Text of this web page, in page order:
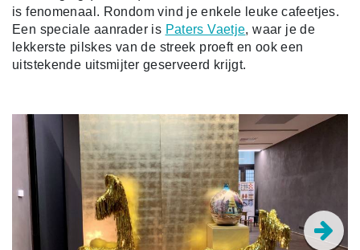
is fenomenaal. Rondom vind je enkele leuke cafeetjes.
Een speciale aanrader is Paters Vaetje, waar je de
lekkerste pilskes van de streek proeft en ook een
uitstekende uitsmijter geserveerd krijgt.